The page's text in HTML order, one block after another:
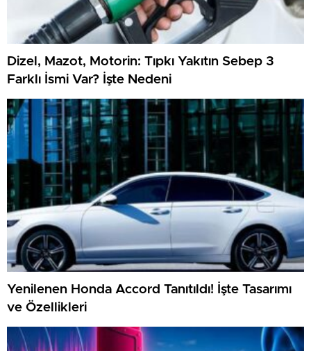
Dizel, Mazot, Motorin: Tıpkı Yakıtın Sebep 3
Farklı İsmi Var? İşte Nedeni
Yenilenen Honda Accord Tanıtıldı! İşte Tasarımı
ve Özellikleri